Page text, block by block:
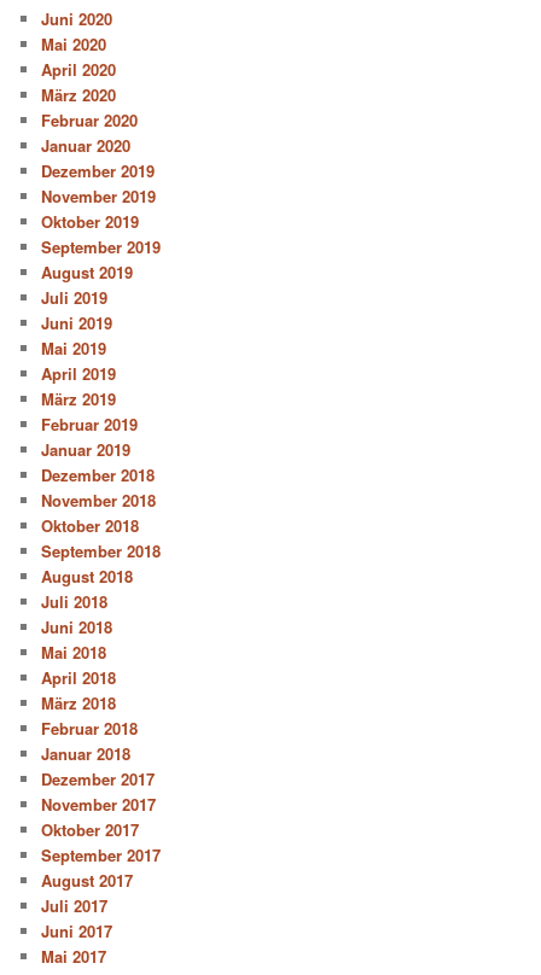
Juni 2020
Mai 2020
April 2020
März 2020
Februar 2020
Januar 2020
Dezember 2019
November 2019
Oktober 2019
September 2019
August 2019
Juli 2019
Juni 2019
Mai 2019
April 2019
März 2019
Februar 2019
Januar 2019
Dezember 2018
November 2018
Oktober 2018
September 2018
August 2018
Juli 2018
Juni 2018
Mai 2018
April 2018
März 2018
Februar 2018
Januar 2018
Dezember 2017
November 2017
Oktober 2017
September 2017
August 2017
Juli 2017
Juni 2017
Mai 2017